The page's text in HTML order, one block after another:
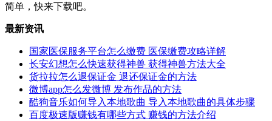
简单，快来下载吧。
最新资讯
国家医保服务平台怎么缴费 医保缴费攻略详解
长安幻想怎么快速获得神兽 获得神兽方法大全
货拉拉怎么退保证金 退还保证金的方法
微博app怎么发微博 发布作品的方法
酷狗音乐如何导入本地歌曲 导入本地歌曲的具体步骤
百度极速版赚钱有哪些方式 赚钱的方法介绍